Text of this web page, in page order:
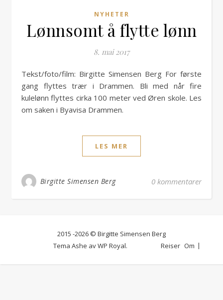
NYHETER
Lønnsomt å flytte lønn
8. mai 2017
Tekst/foto/film: Birgitte Simensen Berg For første
gang flyttes trær i Drammen. Bli med når fire
kulelønn flyttes cirka 100 meter ved Øren skole. Les
om saken i Byavisa Drammen.
LES MER
Birgitte Simensen Berg 0 kommentarer
2015 -2026 © Birgitte Simensen Berg
Reiser Om
Tema Ashe avWP Royal.